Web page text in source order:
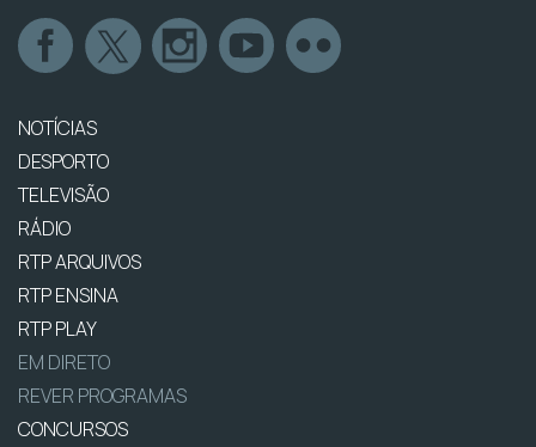
NOTÍCIAS
DESPORTO
TELEVISÃO
RÁDIO
RTP ARQUIVOS
RTP ENSINA
RTP PLAY
EM DIRETO
REVER PROGRAMAS
CONCURSOS